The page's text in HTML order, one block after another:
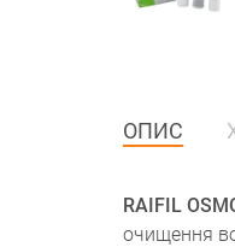
ОПИС
RAIFIL
очищення